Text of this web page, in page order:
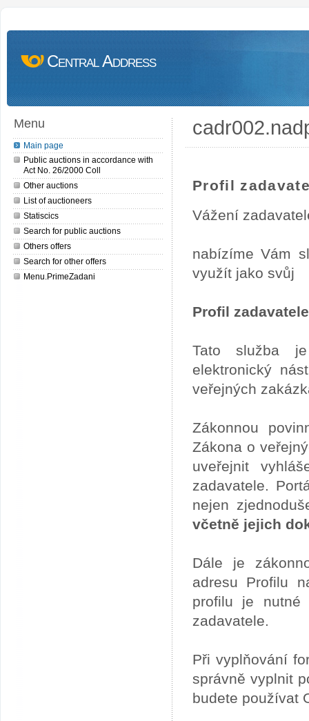
Central Address
Menu
Main page
Public auctions in accordance with
Act No. 26/2000 Coll
Other auctions
List of auctioneers
Statiscics
Search for public auctions
Others offers
Search for other offers
Menu.PrimeZadani
Profil
Vážení
nabízíme Vám
využít jako svůj
Profil zadavatele
Tato služba
elektronický
veřejných
Zákonnou
Zákona o
uveřejnit
zadavatele.
nejen
včetně jejich
Dále je
adresu Profilu
profilu je nutné
zadavatele.
Při vyplňování
správně vyplnit
budete používat